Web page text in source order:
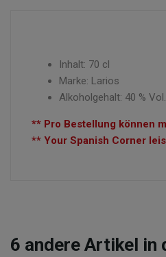
Inhalt: 70 cl
Marke: Larios
Alkoholgehalt: 40 % Vol.
** Pro Bestellung können
** Your Spanish Corner
6 andere Artikel in